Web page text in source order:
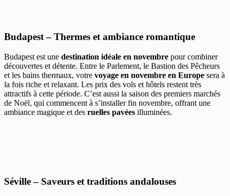
Budapest – Thermes et ambiance romantique
Budapest est une destination idéale en novembre pour combiner
découvertes et détente. Entre le Parlement, le Bastion des Pêcheurs
et les bains thermaux, votre voyage en novembre en Europe sera à
la fois riche et relaxant. Les prix des vols et hôtels restent très
attractifs à cette période. C’est aussi la saison des premiers marchés
de Noël, qui commencent à s’installer fin novembre, offrant une
ambiance magique et des ruelles pavées illuminées.
Séville – Saveurs et traditions andalouses